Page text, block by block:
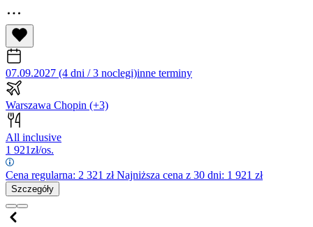
07.09.2027 (4 dni / 3 noclegi)inne terminy
Warszawa Chopin (+3)
All inclusive
1 921zł/os.
Cena regularna: 2 321 złNajniższa cena z 30 dni: 1 921 zł
Szczegóły